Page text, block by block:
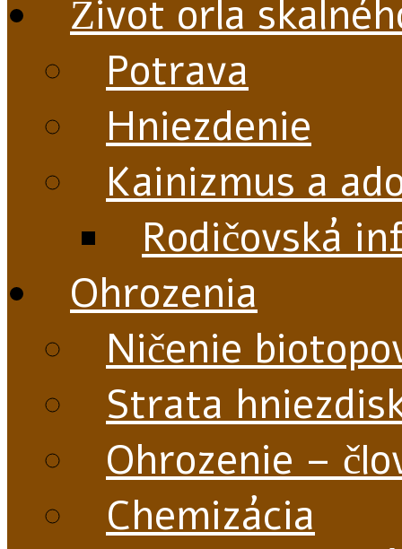
Život orla
Potrava
Hniezdenie
Kainizmus a
Rodičovská
Ohrozenia
Ničenie
Strata
Ohrozenie –
Chemizácia